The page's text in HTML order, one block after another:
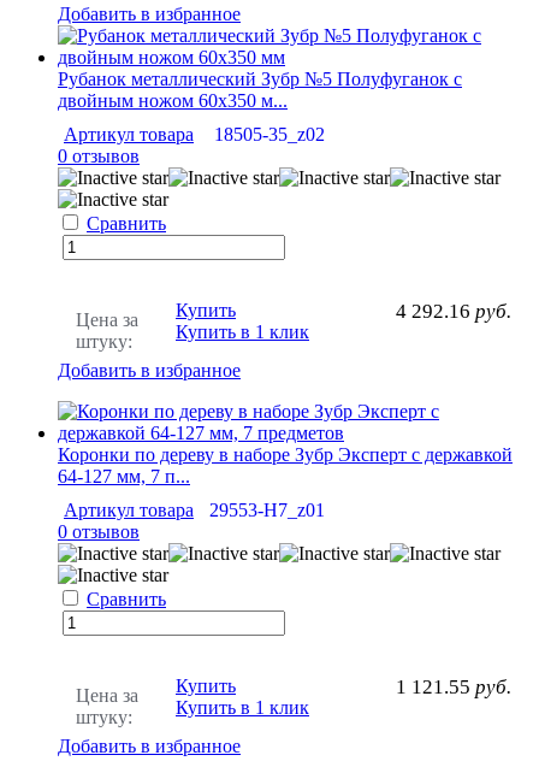
Добавить в избранное
Рубанок металлический Зубр №5 Полуфуганок с
двойным ножом 60х350 м...
Артикул товара
18505-35_z02
0 отзывов
Сравнить
Цена за
штуку:
4 292.16 руб.
Купить
Купить в 1 клик
Добавить в избранное
Коронки по дереву в наборе Зубр Эксперт с державкой
64-127 мм, 7 п...
Артикул товара
29553-H7_z01
0 отзывов
Сравнить
Цена за
штуку:
1 121.55 руб.
Купить
Купить в 1 клик
Добавить в избранное